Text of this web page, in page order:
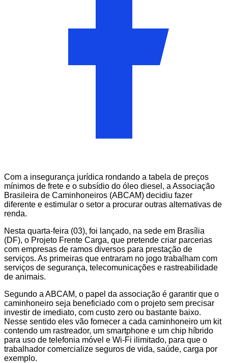
Com a insegurança jurídica rondando a tabela de preços
mínimos de frete e o subsídio do óleo diesel, a Associação
Brasileira de Caminhoneiros (ABCAM) decidiu fazer
diferente e estimular o setor a procurar outras alternativas de
renda.
Nesta quarta-feira (03), foi lançado, na sede em Brasília
(DF), o Projeto Frente Carga, que pretende criar parcerias
com empresas de ramos diversos para prestação de
serviços. As primeiras que entraram no jogo trabalham com
serviços de segurança, telecomunicações e rastreabilidade
de animais.
Segundo a ABCAM, o papel da associação é garantir que o
caminhoneiro seja beneficiado com o projeto sem precisar
investir de imediato, com custo zero ou bastante baixo.
Nesse sentido eles vão fornecer a cada caminhoneiro um kit
contendo um rastreador, um smartphone e um chip híbrido
para uso de telefonia móvel e Wi-Fi ilimitado, para que o
trabalhador comercialize seguros de vida, saúde, carga por
exemplo.